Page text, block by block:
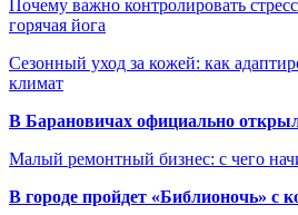
Почему важно контролировать
горячая йога
Сезонный уход за кожей: как
климат
В Барановичах официально
Малый ремонтный бизнес: с чего
В городе пройдет «Библионочь» с